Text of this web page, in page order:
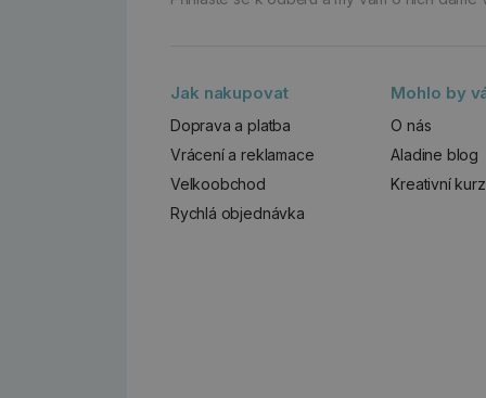
Jak nakupovat
Doprava a platba
Vrácení a reklamace
Velkoobchod
Rychlá objednávka
Mohlo by
O nás
Aladine blog
Kreativní